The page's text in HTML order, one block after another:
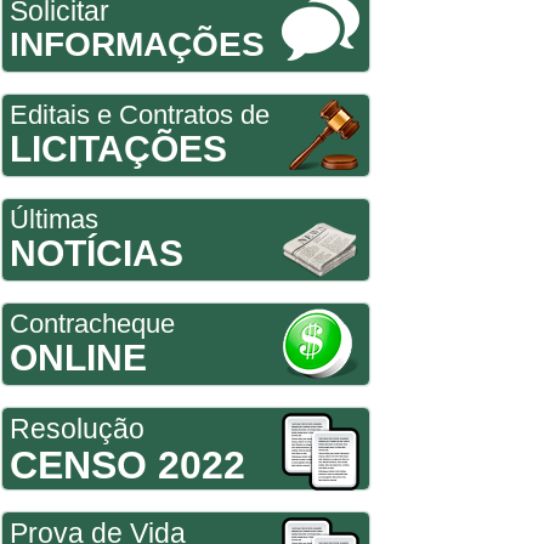
Solicitar
INFORMAÇÕES
Editais e Contratos de
LICITAÇÕES
Últimas
NOTÍCIAS
Contracheque
ONLINE
Resolução
CENSO 2022
Prova de Vida